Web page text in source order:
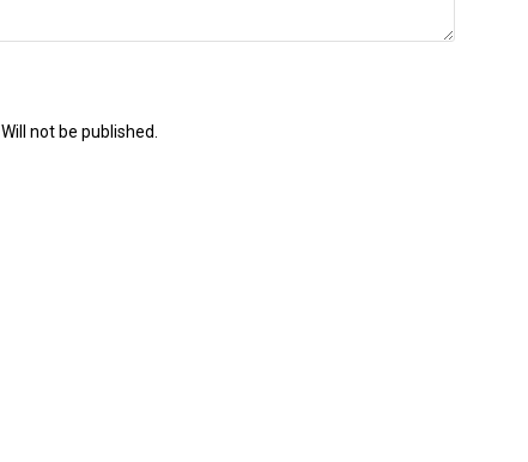
Will not be published.